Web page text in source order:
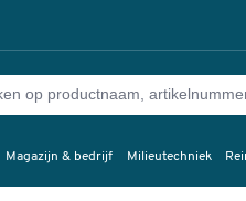
Magazijn & bedrijf Milieutechniek